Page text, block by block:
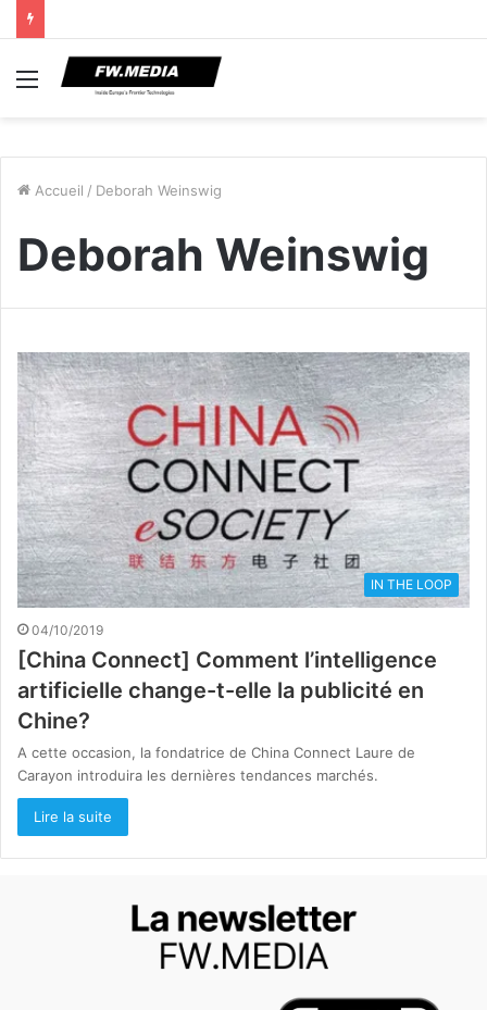
Menu
Accueil / Deborah Weinswig
Deborah Weinswig
IN THE LOOP
04/10/2019
[China Connect] Comment l’intelligence
artificielle change-t-elle la publicité en
Chine?
A cette occasion, la fondatrice de China Connect Laure de
Carayon introduira les dernières tendances marchés.
Lire la suite